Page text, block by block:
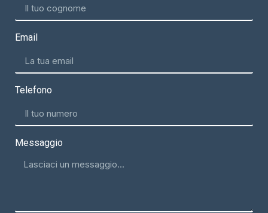
Email
Telefono
Messaggio